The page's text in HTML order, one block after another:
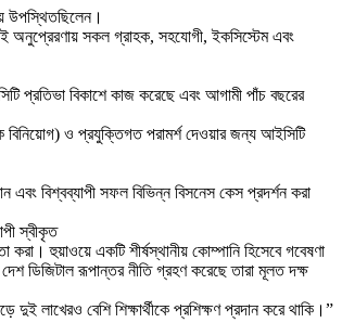
উপস্থিতছিলেন।
অনুপ্রেরণায় সকল গ্রাহক, সহযোগী, ইকসিস্টেম এবং
প্রতিভা বিকাশে কাজ করেছে এবং আগামী পাঁচ বছরের
বিনিয়োগ) ও প্রযুক্তিগত পরামর্শ দেওয়ার জন্য আইসিটি
বিশ্বব্যাপী সফল বিভিন্ন বিসনেস কেস প্রদর্শন করা
স্বীকৃত
হুয়াওয়ে একটি শীর্ষস্থানীয় কোম্পানি হিসেবে গবেষণা
ডিজিটাল রূপান্তর নীতি গ্রহণ করেছে তারা মূলত দক্ষ
লাখেরও বেশি শিক্ষার্থীকে প্রশিক্ষণ প্রদান করে থাকি।”